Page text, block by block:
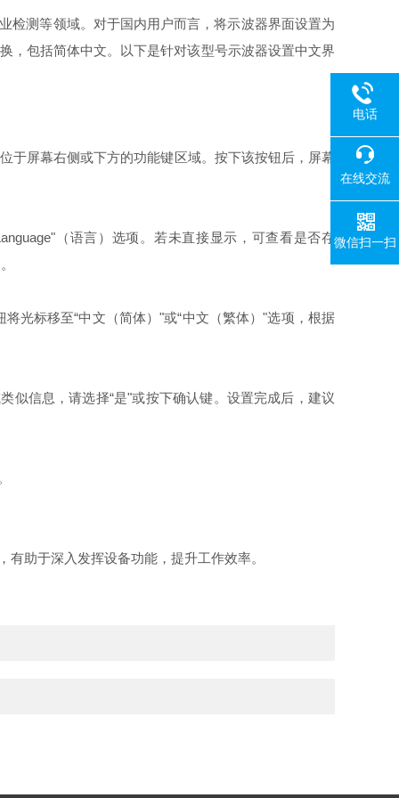
检测等领域。对于国内用户而言，将示波器界面设置为
，包括简体中文。以下是针对该型号示波器设置中文界
于屏幕右侧或下方的功能键区域。按下该按钮后，屏幕
（语言）选项。若未直接显示，可查看是否存
光标移至“中文（简体）"或“中文（繁体）"选项，根据
似信息，请选择“是"或按下确认键。设置完成后，建议
助于深入发挥设备功能，提升工作效率。
电话
在线交流
微信扫一扫